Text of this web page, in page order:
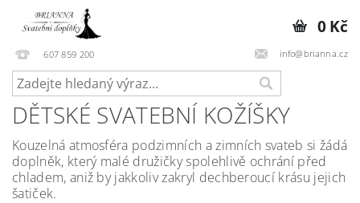
607 859 200 info@brianna.cz
0 Kč
DĚTSKÉ SVATEBNÍ KOŽÍŠKY
Kouzelná atmosféra podzimních a zimních svateb si žádá
doplněk, který malé družičky spolehlivě ochrání před
chladem, aniž by jakkoliv zakryl dechberoucí krásu jejich
šatiček.